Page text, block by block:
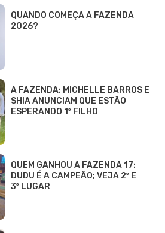
QUANDO COMEÇA A FAZENDA
2026?
A FAZENDA: MICHELLE BARROS E
SHIA ANUNCIAM QUE ESTÃO
ESPERANDO 1º FILHO
QUEM GANHOU A FAZENDA 17:
DUDU É A CAMPEÃO; VEJA 2º E
3º LUGAR